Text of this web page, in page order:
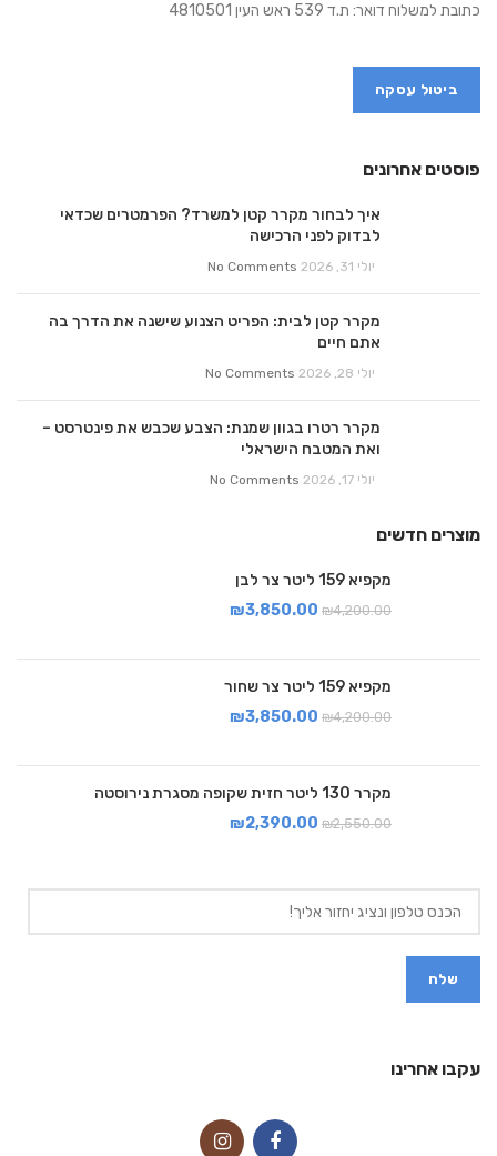
כתובת למשלוח דואר: ת.ד 539 ראש העין 4810501
ביטול עסקה
פוסטים אחרונים
איך לבחור מקרר קטן למשרד? הפרמטרים שכדאי
לבדוק לפני הרכישה
יולי 31, 2026 No Comments
מקרר קטן לבית: הפריט הצנוע שישנה את הדרך בה
אתם חיים
יולי 28, 2026 No Comments
מקרר רטרו בגוון שמנת: הצבע שכבש את פינטרסט –
ואת המטבח הישראלי
יולי 17, 2026 No Comments
מוצרים חדשים
מקפיא 159 ליטר צר לבן
₪4,200.00
₪3,850.00
מקפיא 159 ליטר צר שחור
₪4,200.00
₪3,850.00
מקרר 130 ליטר חזית שקופה מסגרת נירוסטה
₪2,550.00
₪2,390.00
עקבו אחרינו